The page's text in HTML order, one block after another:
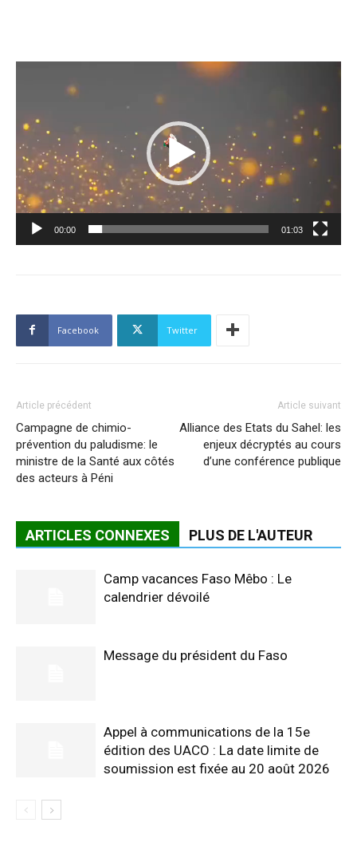
Lecteur
00:00 01:03
Facebook Twitter
Article précédent
Campagne de chimio-
prévention du paludisme: le
ministre de la Santé aux côtés
des acteurs à Péni
Article suivant
Alliance des Etats du Sahel: les
enjeux décryptés au cours
d’une conférence publique
ARTICLES CONNEXES PLUS DE L'AUTEUR
Camp vacances Faso Mêbo : Le
calendrier dévoilé
Message du président du Faso
Appel à communications de la 15e
édition des UACO : La date limite de
soumission est fixée au 20 août 2026